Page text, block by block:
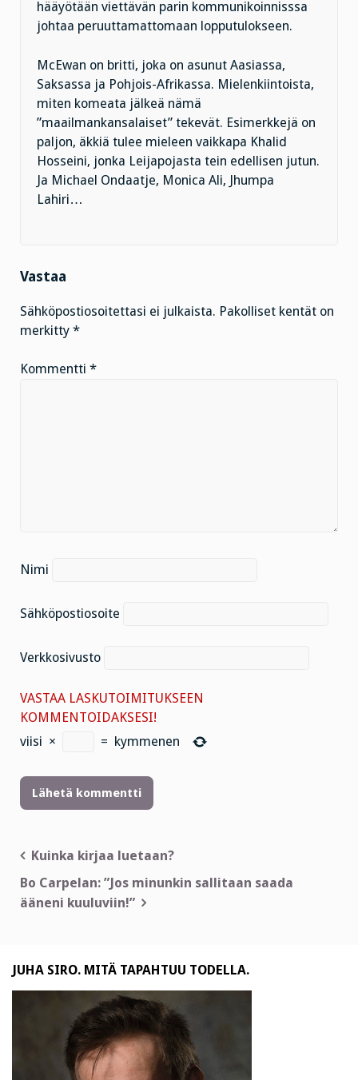
hääyötään viettävän parin kommunikoinnisssa
johtaa peruuttamattomaan lopputulokseen.
McEwan on britti, joka on asunut Aasiassa,
Saksassa ja Pohjois-Afrikassa. Mielenkiintoista,
miten komeata jälkeä nämä
”maailmankansalaiset” tekevät. Esimerkkejä on
paljon, äkkiä tulee mieleen vaikkapa Khalid
Hosseini, jonka Leijapojasta tein edellisen jutun.
Ja Michael Ondaatje, Monica Ali, Jhumpa
Lahiri…
Vastaa
Sähköpostiosoitettasi ei julkaista. Pakolliset kentät on
merkitty *
Kommentti *
Nimi
Sähköpostiosoite
Verkkosivusto
VASTAA LASKUTOIMITUKSEEN
KOMMENTOIDAKSESI!
viisi × = kymmenen
Artikkelien
selaus
Kuinka kirjaa luetaan?
Bo Carpelan: ”Jos minunkin sallitaan saada
ääneni kuuluviin!”
JUHA SIRO. MITÄ TAPAHTUU TODELLA.